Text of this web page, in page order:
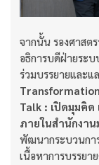
จากนั้น รองศาสต
อธิการบดีฝ่ายระ
ร่วมบรรยายและ
Talk : เปิดมุมคิ
ภายในสำนักงา
พัฒนากระบวนกา
เนื้อหาการบรรยา